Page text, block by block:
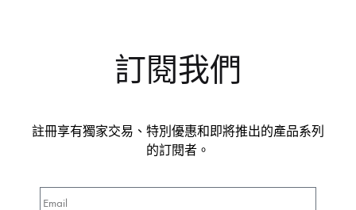
訂閱我們
註冊享有獨家交易、特別優惠和即將推出的產品系列
的訂閱者。